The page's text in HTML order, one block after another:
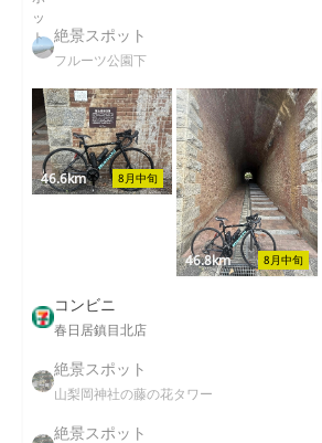
絶景スポット
フルーツ公園下
8月中旬
46.6km
8月中旬
46.8km
コンビニ
春日居鎮目北店
絶景スポット
山梨岡神社の藤の花タワー
絶景スポット